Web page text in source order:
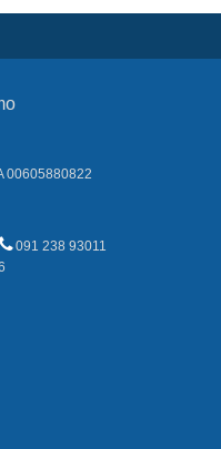
00605880822
091 238 93011